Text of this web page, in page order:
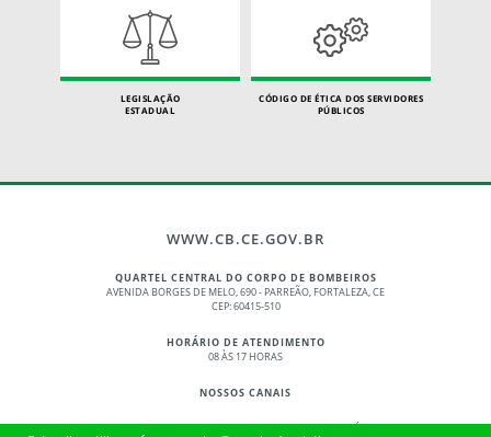
LEGISLAÇÃO
ESTADUAL
CÓDIGO DE ÉTICA DOS SERVIDORES
PÚBLICOS
WWW.CB.CE.GOV.BR
QUARTEL CENTRAL DO CORPO DE BOMBEIROS
AVENIDA BORGES DE MELO, 690 - PARREÃO, FORTALEZA, CE
CEP: 60415-510
HORÁRIO DE ATENDIMENTO
08 ÀS 17 HORAS
NOSSOS CANAIS
© 2017 - 2026 – GOVERNO DO ESTADO DO CEARÁ